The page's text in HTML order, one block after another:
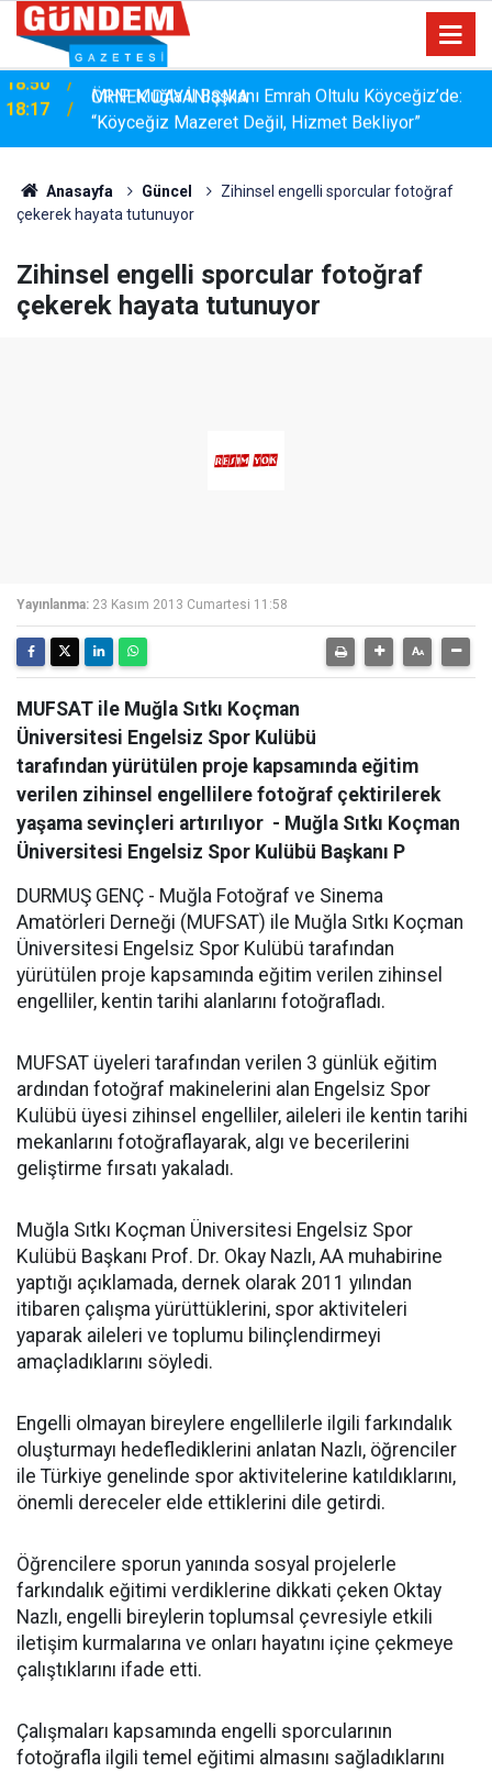
18:17
MHP Muğla İl Başkanı Emrah Oltulu Köyceğiz’de:
“Köyceğiz Mazeret Değil, Hizmet Bekliyor”
Anasayfa Güncel
Zihinsel engelli sporcular fotoğraf
çekerek hayata tutunuyor
Zihinsel engelli sporcular fotoğraf
çekerek hayata tutunuyor
Yayınlanma: 23 Kasım 2013 Cumartesi 11:58
MUFSAT ile Muğla Sıtkı Koçman
Üniversitesi Engelsiz Spor Kulübü
tarafından yürütülen proje kapsamında eğitim
verilen zihinsel engellilere fotoğraf çektirilerek
yaşama sevinçleri artırılıyor - Muğla Sıtkı Koçman
Üniversitesi Engelsiz Spor Kulübü Başkanı P
DURMUŞ GENÇ - Muğla Fotoğraf ve Sinema
Amatörleri Derneği (MUFSAT) ile Muğla Sıtkı Koçman
Üniversitesi Engelsiz Spor Kulübü tarafından
yürütülen proje kapsamında eğitim verilen zihinsel
engelliler, kentin tarihi alanlarını fotoğrafladı.
MUFSAT üyeleri tarafından verilen 3 günlük eğitim
ardından fotoğraf makinelerini alan Engelsiz Spor
Kulübü üyesi zihinsel engelliler, aileleri ile kentin tarihi
mekanlarını fotoğraflayarak, algı ve becerilerini
geliştirme fırsatı yakaladı.
Muğla Sıtkı Koçman Üniversitesi Engelsiz Spor
Kulübü Başkanı Prof. Dr. Okay Nazlı, AA muhabirine
yaptığı açıklamada, dernek olarak 2011 yılından
itibaren çalışma yürüttüklerini, spor aktiviteleri
yaparak aileleri ve toplumu bilinçlendirmeyi
amaçladıklarını söyledi.
Engelli olmayan bireylere engellilerle ilgili farkındalık
oluşturmayı hedeflediklerini anlatan Nazlı, öğrenciler
ile Türkiye genelinde spor aktivitelerine katıldıklarını,
önemli dereceler elde ettiklerini dile getirdi.
Öğrencilere sporun yanında sosyal projelerle
farkındalık eğitimi verdiklerine dikkati çeken Oktay
Nazlı, engelli bireylerin toplumsal çevresiyle etkili
iletişim kurmalarına ve onları hayatını içine çekmeye
çalıştıklarını ifade etti.
Çalışmaları kapsamında engelli sporcularının
fotoğrafla ilgili temel eğitimi almasını sağladıklarını